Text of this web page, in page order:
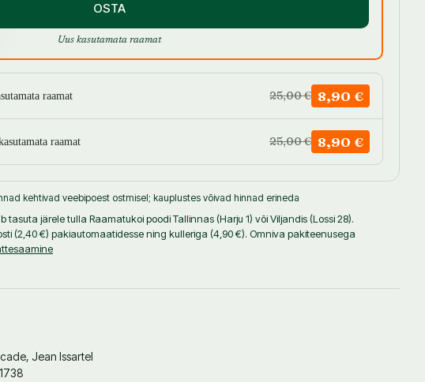
OSTA
Uus kasutamata raamat
raamat 25,00 € 8,90 €
raamat 25,00 € 8,90 €
kehtivad veebipoest ostmisel; kauplustes võivad hinnad erineda
tasuta järele tulla Raamatukoi poodi Tallinnas (Harju 1) või Viljandis (Lossi 28).
(2,40 €) pakiautomaatidesse ning kulleriga (4,90 €). Omniva pakiteenusega
, Jean Issartel